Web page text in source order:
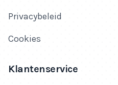
Privacybeleid
Cookies
Klantenservice